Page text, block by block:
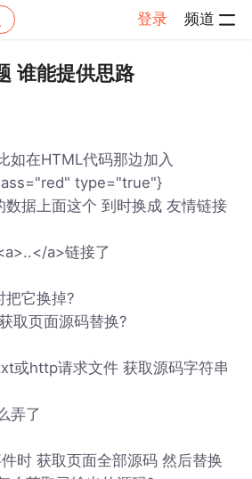
登录 频道
帖子详情
谁能提供思路
如在HTML代码那边加入
type="true"}
数据上面这个 到时换成 友情链接
a>链接了
把它换掉?
取页面源码替换?
或http请求文件 获取源码字符串
弄了
时 获取页面全部源码 然后替换